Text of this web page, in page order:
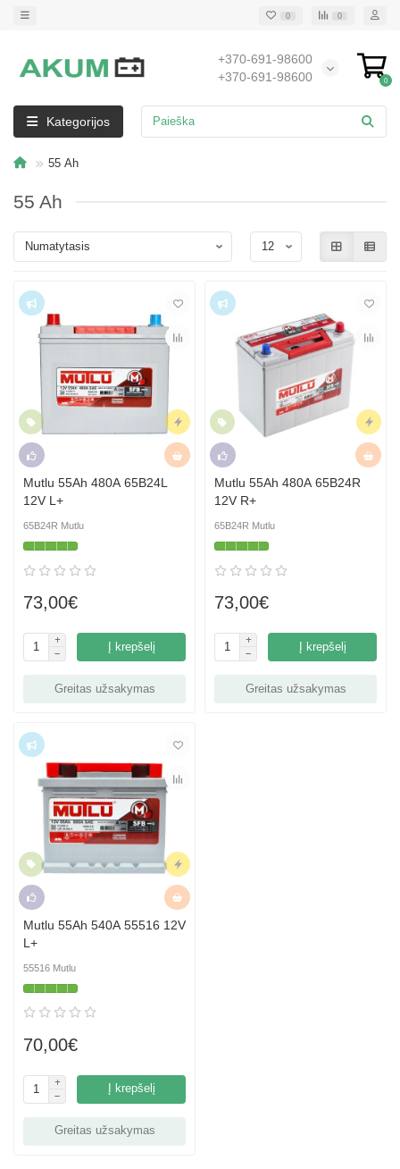
0 0
+370-691-98600
+370-691-98600
0
Kategorijos
55 Ah
55 Ah
Top
Skubus
Hit
Rekomenduojame
Mutlu 55Ah 480A 65B24L
12V L+
65B24R Mutlu
73,00€
Į krepšelį
Greitas užsakymas
Top
Skubus
Hit
Rekomenduojame
Naujiena
Mutlu 55Ah 480A 65B24R
12V R+
65B24R Mutlu
73,00€
Į krepšelį
Greitas užsakymas
Skubus
Hit
Rekomenduojame
Naujiena
Mutlu 55Ah 540A 55516 12V
L+
55516 Mutlu
70,00€
Į krepšelį
Greitas užsakymas